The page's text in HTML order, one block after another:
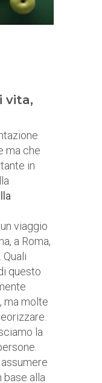
vita,
ma che
in
viaggio
a Roma,
questo
ma molte
la
alla